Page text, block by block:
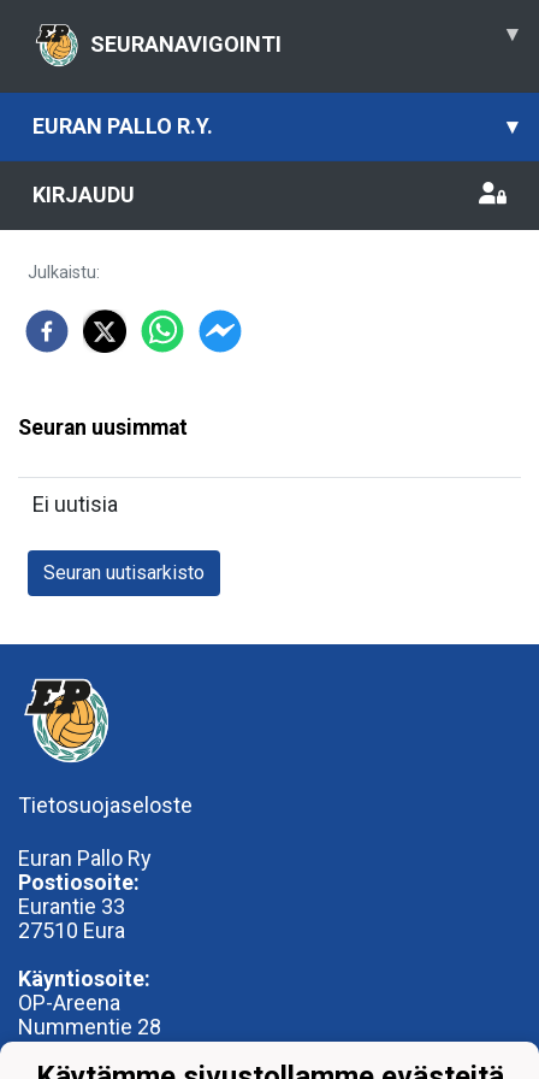
SEURANAVIGOINTI ▾
EURAN PALLO R.Y. ▾
KIRJAUDU
Julkaistu:
Seuran uusimmat
Ei uutisia
Seuran uutisarkisto
Tietosuojaseloste
Euran Pallo Ry
Postiosoite:
Eurantie 33
27510 Eura
Käyntiosoite:
OP-Areena
Nummentie 28